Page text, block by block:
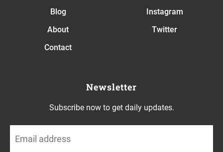
Blog
About
Contact
Instagram
Twitter
Newsletter
Subscribe now to get daily updates.